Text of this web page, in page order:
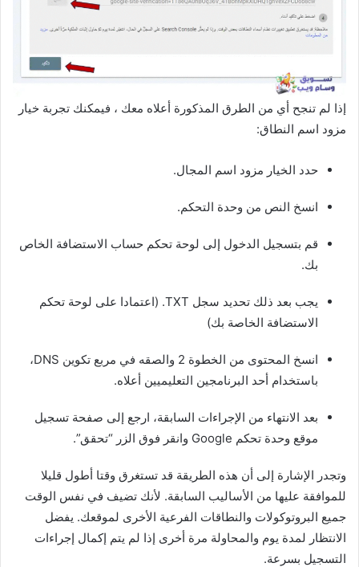
إذا لم تنجح أي من الطرق المذكورة أعلاه معك ، فيمكنك تجربة خيار
مزود اسم النطاق:
حدد الخيار مزود اسم المجال.
انسخ النص من وحدة التحكم.
قم بتسجيل الدخول إلى لوحة تحكم حساب الاستضافة الخاص
بك.
يجب بعد ذلك تحديد سجل TXT. (اعتمادا على لوحة تحكم
الاستضافة الخاصة بك)
انسخ المحتوى من الخطوة 2 والصقه في مربع تكوين DNS،
باستخدام أحد البرنامجين التعليميين أعلاه.
بعد الانتهاء من الإجراءات السابقة، ارجع إلى صفحة تسجيل
موقع وحدة تحكم Google وانقر فوق الزر “تحقق”.
وتجدر الإشارة إلى أن هذه الطريقة قد تستغرق وقتا أطول قليلا
للموافقة عليها من الأساليب السابقة. لأنك تضيف في نفس الوقت
جميع البروتوكولات والنطاقات الفرعية الأخرى لموقعك. يفضل
الانتظار لمدة يوم والمحاولة مرة أخرى إذا لم يتم إكمال إجراءات
التسجيل بسرعة.